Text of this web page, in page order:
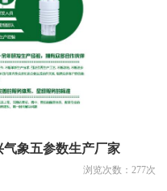
象五参数生产厂家
浏览次数： 277次